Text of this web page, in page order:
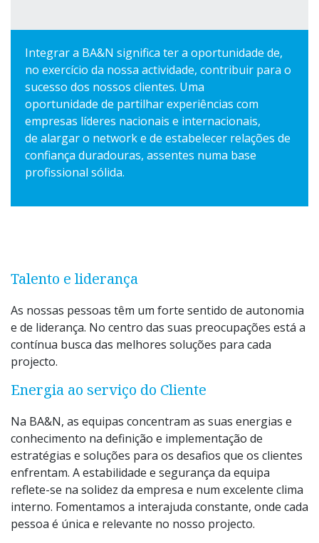
Integrar a BA&N significa ter a oportunidade de,
no exercício da nossa actividade, contribuir para o
sucesso dos nossos clientes. Uma
oportunidade de partilhar experiências com
empresas líderes nacionais e internacionais,
de alargar o network e de estabelecer relações de
confiança duradouras, assentes numa base
profissional sólida.
Talento e liderança
As nossas pessoas têm um forte sentido de autonomia
e de liderança. No centro das suas preocupações está a
contínua busca das melhores soluções para cada
projecto.
Energia ao serviço do Cliente
Na BA&N, as equipas concentram as suas energias e
conhecimento na definição e implementação de
estratégias e soluções para os desafios que os clientes
enfrentam. A estabilidade e segurança da equipa
reflete-se na solidez da empresa e num excelente clima
interno. Fomentamos a interajuda constante, onde cada
pessoa é única e relevante no nosso projecto.